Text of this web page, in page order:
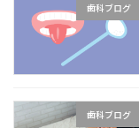
歯科ブログ
歯科ブログ